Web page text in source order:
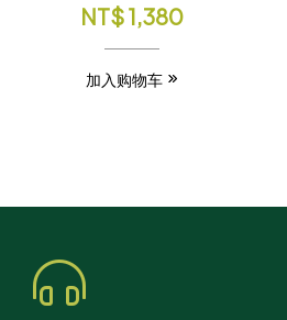
NT$1,380
加入购物车